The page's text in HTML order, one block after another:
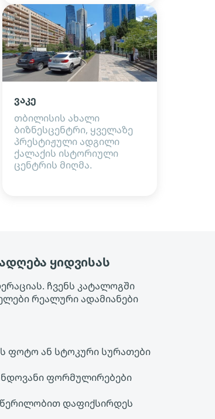
ვაკე
თბილისის ახალი
ბიზნესცენტრი, ყველაზე
პრესტიჟული ადგილი
ქალაქის ისტორიული
ცენტრის მიღმა.
ყიდვისას
ჩვენს კატალოგში
რეალური ადამიანები
ფოტო ან სტოკური სურათები
ფორმულირებები
წერილობით დაფიქსირდეს